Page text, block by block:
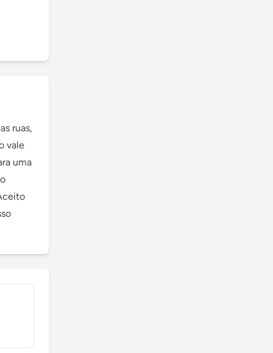
ruas,
vale
uma